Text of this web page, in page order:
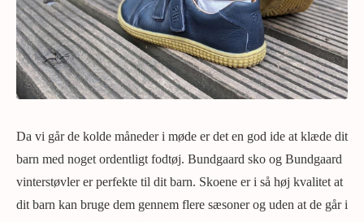
Da vi går de kolde måneder i møde er det en god ide at klæde dit
barn med noget ordentligt fodtøj. Bundgaard sko og Bundgaard
vinterstøvler er perfekte til dit barn. Skoene er i så høj kvalitet at
dit barn kan bruge dem gennem flere sæsoner og uden at de går i